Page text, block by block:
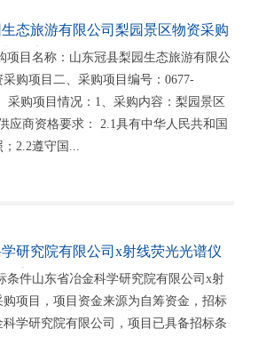
态旅游有限公司梨园景区物资采购
公告
项目名称：山东冠县梨园生态旅游有限公
购项目二、采购项目编号：0677-
采购项目情况：1、采购内容：梨园景区
应商资格要求： 2.1具有中华人民共和国
2.2遵守国...
研究院有限公司x射线荧光光谱仪
告
条件山东省冶金科学研究院有限公司x射
项目，项目资金来源为自筹资金，招标
科学研究院有限公司，项目已具备招标条